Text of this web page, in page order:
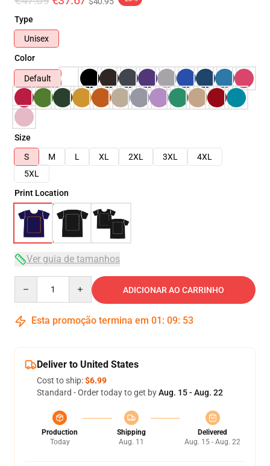
Type
Unisex
Color
Default
Size
S
M L XL 2XL 3XL
4XL
5XL
Print Location
Ver guia de tamanhos
ADICIONAR AO CARRINHO
Esta promoção termina em 01 : 09: 52
Deliver to United States
Cost to ship:$6.99
Standard - Order today to get byAug. 15 - Aug. 22
Production
Today
Shipping
Aug. 11
Delivered
Aug. 15 - Aug. 22